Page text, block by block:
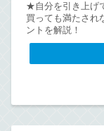
★自分を引き上げ
買っても満たされ
ントを解説！